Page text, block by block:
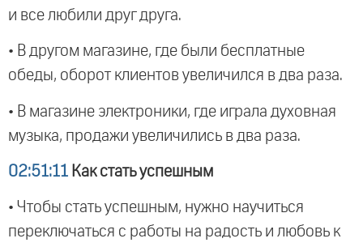
и все любили друг друга.
• В другом магазине, где были бесплатные
обеды, оборот клиентов увеличился в два раза.
• В магазине электроники, где играла духовная
музыка, продажи увеличились в два раза.
02:51:11 Как стать успешным
• Чтобы стать успешным, нужно научиться
переключаться с работы на радость и любовь к